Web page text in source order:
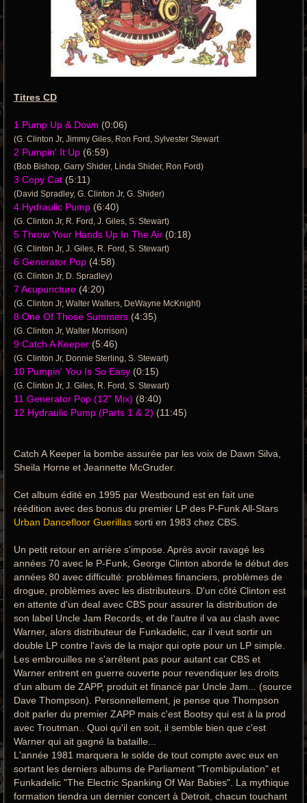
Titres CD
1 Pump Up & Down (0:06)
(G. Clinton Jr, Jimmy Giles, Ron Ford, Sylvester Stewart
2 Pumpin' It Up (6:59)
(Bob Bishop, Garry Shider, Linda Shider, Ron Ford)
3 Copy Cat (5:11)
(David Spradley, G. Clinton Jr, G. Shider)
4 Hydraulic Pump (6:40)
(G. Clinton Jr, R. Ford, J. Giles, S. Stewart)
5 Throw Your Hands Up In The Air (0:18)
(G. Clinton Jr, J. Giles, R. Ford, S. Stewart)
6 Generator Pop (4:58)
(G. Clinton Jr, D. Spradley)
7 Acupuncture (4:20)
(G. Clinton Jr, Walter Walters, DeWayne McKnight)
8 One Of Those Summers (4:35)
(G. Clinton Jr, Walter Morrison)
9 Catch A Keeper (5:46)
(G. Clinton Jr, Donnie Sterling, S. Stewart)
10 Pumpin' You Is So Easy (0:15)
(G. Clinton Jr, J. Giles, R. Ford, S. Stewart)
11 Generator Pop (12" Mix) (8:40)
12 Hydraulic Pump (Parts 1 & 2) (11:45)
Catch A Keeper la bombe assurée par les voix de Dawn Silva,
Sheila Horne et Jeannette McGruder.
Cet album édité en 1995 par Westbound est en fait une
réédition avec des bonus du premier LP des P-Funk All-Stars
Urban Dancefloor Guerillas sorti en 1983 chez CBS.
Un petit retour en arrière s'impose. Après avoir ravagé les
années 70 avec le P-Funk, George Clinton aborde le début des
années 80 avec difficulté: problèmes financiers, problèmes de
drogue, problèmes avec les distributeurs. D'un côté Clinton est
en attente d'un deal avec CBS pour assurer la distribution de
son label Uncle Jam Records, et de l'autre il va au clash avec
Warner, alors distributeur de Funkadelic, car il veut sortir un
double LP contre l'avis de la major qui opte pour un LP simple.
Les embrouilles ne s'arrêtent pas pour autant car CBS et
Warner entrent en guerre ouverte pour revendiquer les droits
d'un album de ZAPP, produit et financé par Uncle Jam... (source
Dave Thompson). Personnellement, je pense que Thompson
doit parler du premier ZAPP mais c'est Bootsy qui est à la prod
avec Troutman.. Quoi qu'il en soit, il semble bien que c'est
Warner qui ait gagné la bataille...
L'année 1981 marquera le solde de tout compte avec eux en
sortant les derniers albums de Parliament "Trombipulation" et
Funkadelic "The Electric Spanking Of War Babies". La mythique
formation tiendra un dernier concert à Detroit, chacun touchant